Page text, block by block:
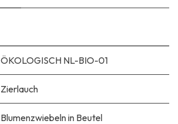
ÖKOLOGISCH NL-BIO-01
Zierlauch
Blumenzwiebeln in Beutel